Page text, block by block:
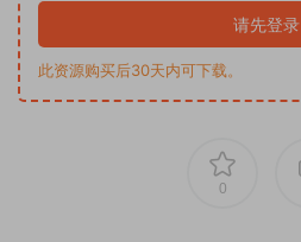
请先登录
此资源购买后30天内可下载。
0